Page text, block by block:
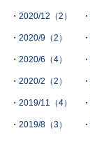
2020/12（2）
2020/9（2）
2020/6（4）
2020/2（2）
2019/11（4）
2019/8（3）